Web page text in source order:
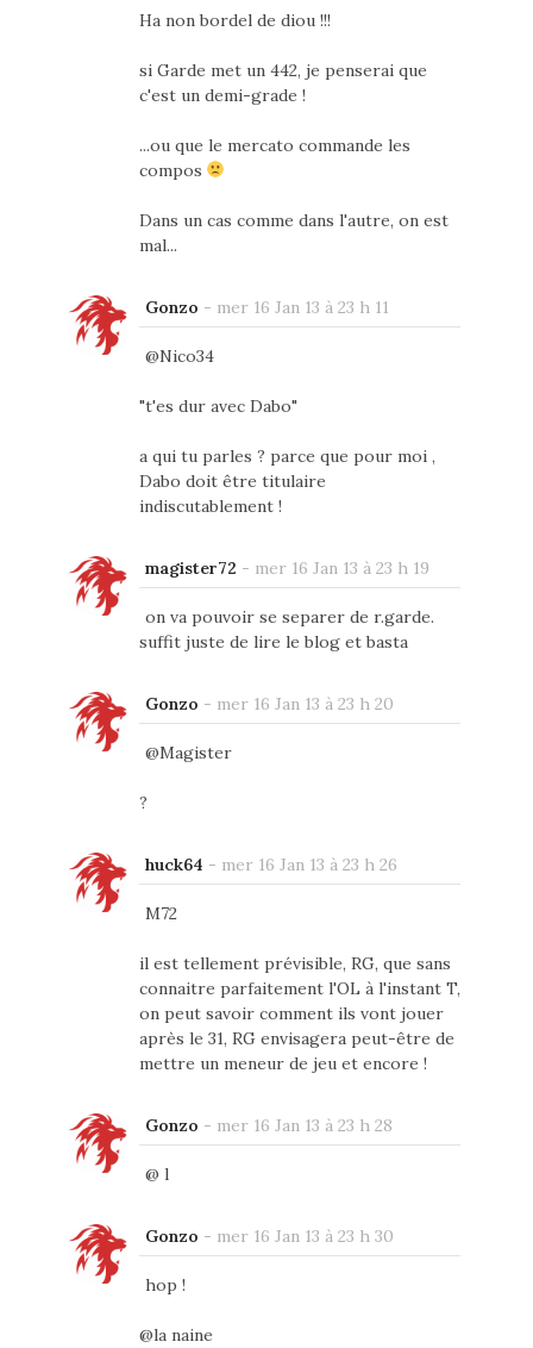
Ha non bordel de diou !!!
si Garde met un 442, je penserai que
c'est un demi-grade !
...ou que le mercato commande les
compos
Dans un cas comme dans l'autre, on est
mal...
Gonzo - mer 16 Jan 13 à 23 h 11
@Nico34
"t'es dur avec Dabo"
a qui tu parles ? parce que pour moi ,
Dabo doit être titulaire
indiscutablement !
magister72 - mer 16 Jan 13 à 23 h 19
on va pouvoir se separer de r.garde.
suffit juste de lire le blog et basta
Gonzo - mer 16 Jan 13 à 23 h 20
@Magister
?
huck64 - mer 16 Jan 13 à 23 h 26
M72
il est tellement prévisible, RG, que sans
connaitre parfaitement l'OL à l'instant T,
on peut savoir comment ils vont jouer
après le 31, RG envisagera peut-être de
mettre un meneur de jeu et encore !
Gonzo - mer 16 Jan 13 à 23 h 28
@ l
Gonzo - mer 16 Jan 13 à 23 h 30
hop !
@la naine